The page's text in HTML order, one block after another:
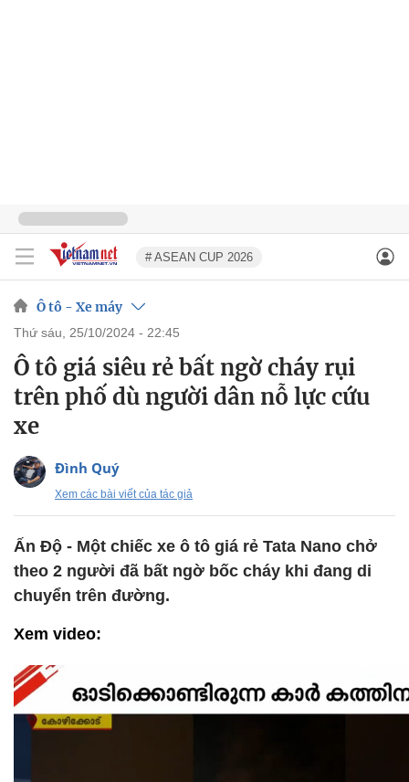
# ASEAN CUP 2026
Ô tô - Xe máy
thứ sáu, 25/10/2024 - 22:45
Ô tô giá siêu rẻ bất ngờ cháy rụi
trên phố dù người dân nỗ lực cứu
xe
Đình Quý
Xem các bài viết của tác giả
Ấn Độ - Một chiếc xe ô tô giá rẻ Tata Nano chở
theo 2 người đã bất ngờ bốc cháy khi đang di
chuyển trên đường.
Xem video: